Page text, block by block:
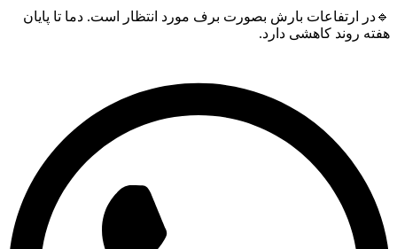
🔹در ارتفاعات بارش بصورت برف مورد انتظار است. دما تا پایان
هفته روند کاهشی دارد.